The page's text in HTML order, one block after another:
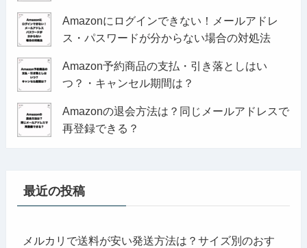
Amazonにログインできない！メールアドレ
ス・パスワードが分からない場合の対処法
Amazon予約商品の支払・引き落としはい
つ？・キャンセル期間は？
Amazonの退会方法は？同じメールアドレスで
再登録できる？
最近の投稿
メルカリで送料が安い発送方法は？サイズ別のおす